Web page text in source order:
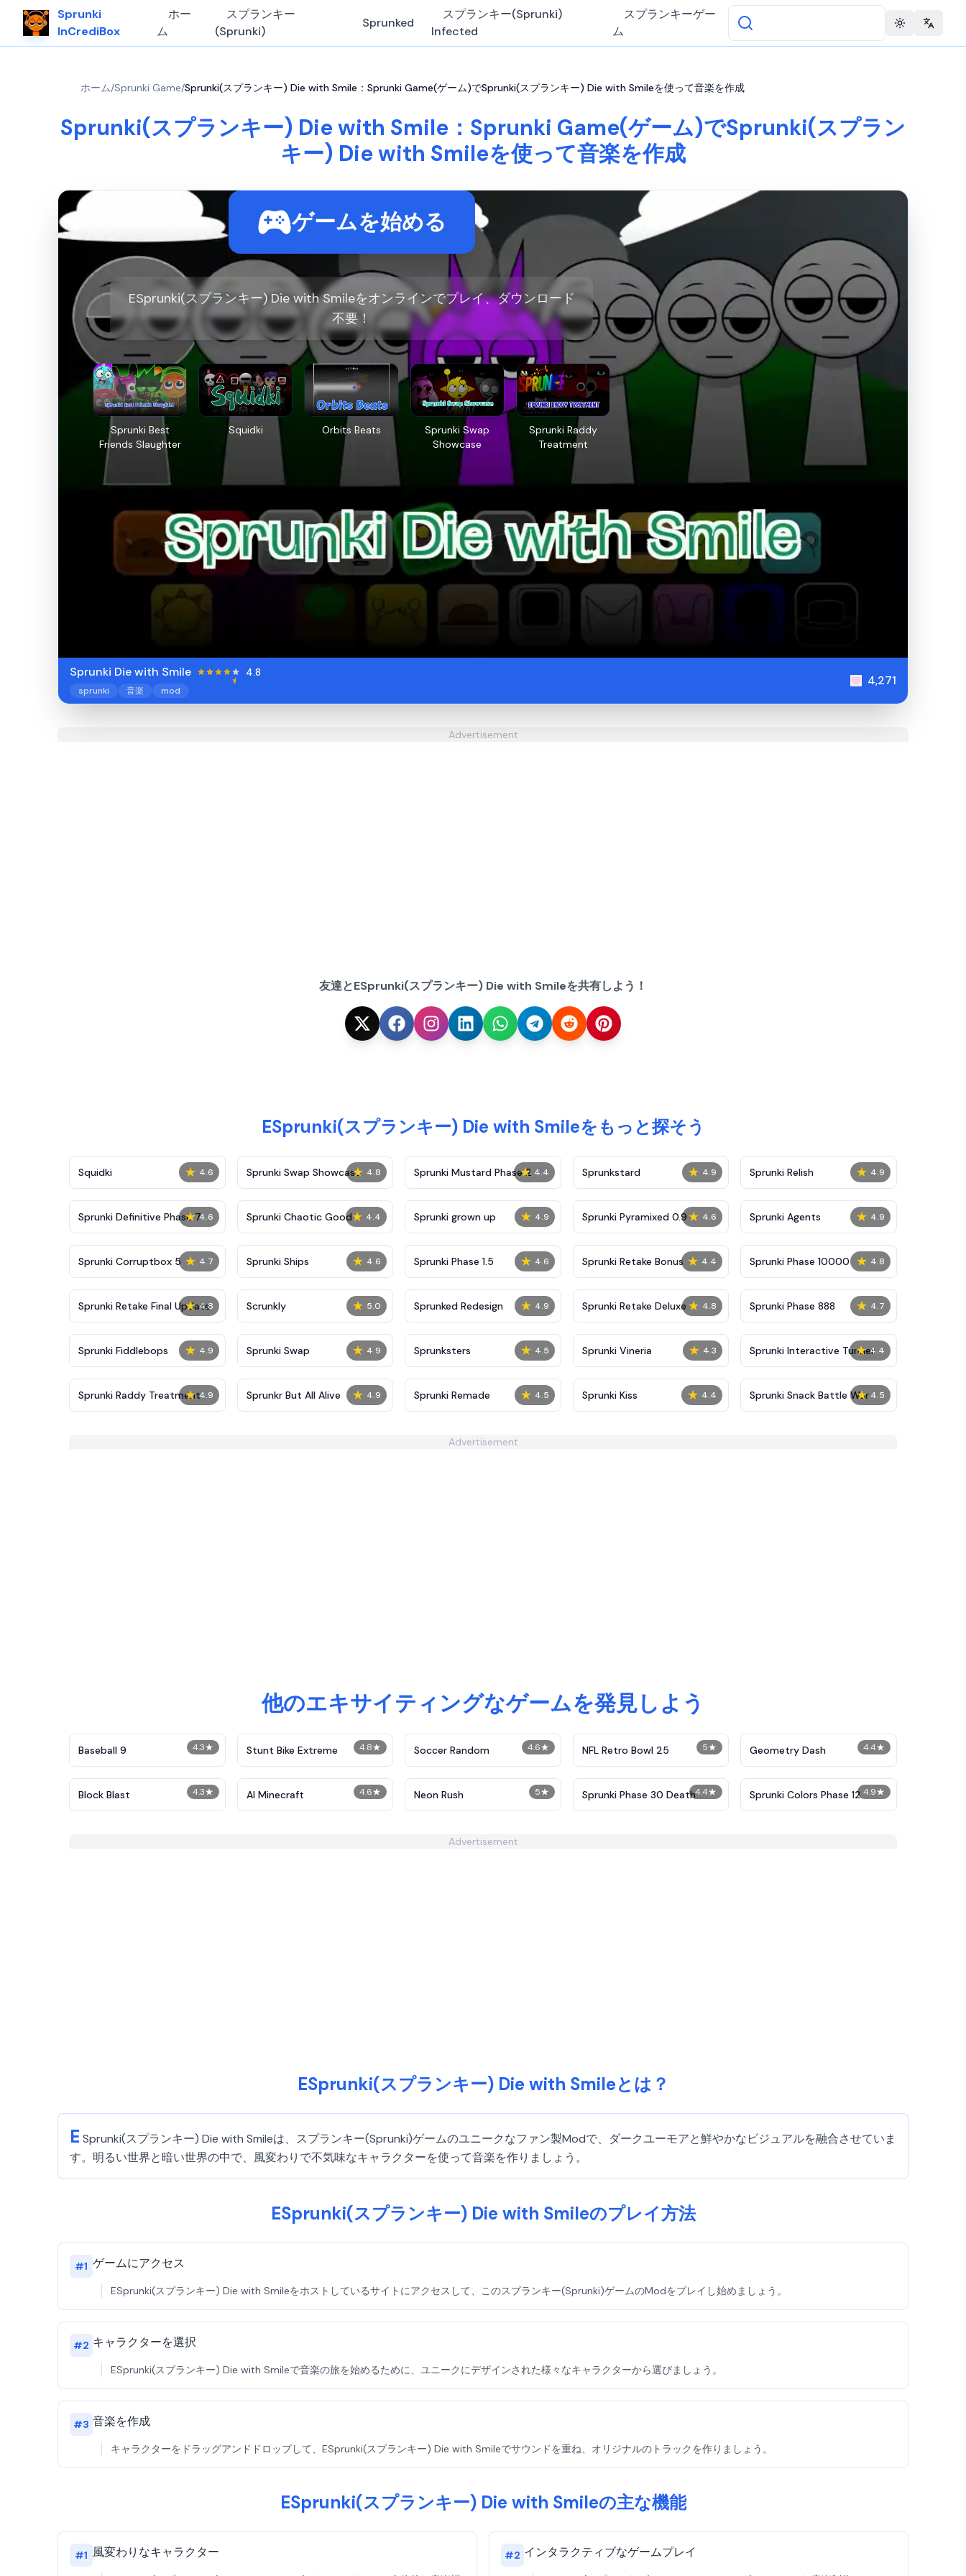
Sprunki
InCrediBox
ホー
ム
スプランキー
(Sprunki)
Sprunked
スプランキー(Sprunki)
Infected
スプランキーゲー
ム
Toggle theme
ホーム/Sprunki Game/Sprunki(スプランキー) Die with Smile：Sprunki Game(ゲーム)でSprunki(スプランキー) Die with Smileを使って音楽を作成
Sprunki(スプランキー) Die with Smile：Sprunki Game(ゲーム)でSprunki(スプラン
キー) Die with Smileを使って音楽を作成
ゲームを始める
ESprunki(スプランキー) Die with Smileをオンラインでプレイ、ダウンロード
不要！
Sprunki Best
Friends Slaughter
Squidki Orbits Beats
Sprunki Swap
Showcase
Sprunki Raddy
Treatment
Sprunki Die with Smile 4.8
sprunki 音楽 mod
4,271
Advertisement
友達とESprunki(スプランキー) Die with Smileを共有しよう！
ESprunki(スプランキー) Die with Smileをもっと探そう
★ 4.6
Squidki ★ 4.8
Sprunki Swap Showcase ★ 4.4
Sprunki Mustard Phase 2 ★ 4.9
Sprunkstard ★ 4.9
Sprunki Relish
★ 4.6
Sprunki Definitive Phase 7 ★ 4.4
Sprunki Chaotic Good ★ 4.9
Sprunki grown up ★ 4.6
Sprunki Pyramixed 0.9 ★ 4.9
Sprunki Agents
★ 4.7
Sprunki Corruptbox 5 ★ 4.6
Sprunki Ships ★ 4.6
Sprunki Phase 1.5 ★ 4.4
Sprunki Retake Bonus ★ 4.8
Sprunki Phase 10000
★ 4.8
Sprunki Retake Final Update ★ 5.0
Scrunkly ★ 4.9
Sprunked Redesign ★ 4.8
Sprunki Retake Deluxe ★ 4.7
Sprunki Phase 888
★ 4.9
Sprunki Fiddlebops ★ 4.9
Sprunki Swap ★ 4.5
Sprunksters ★ 4.3
Sprunki Vineria ★ 4.4
Sprunki Interactive Tunner
★ 4.9
Sprunki Raddy Treatment ★ 4.9
Sprunkr But All Alive ★ 4.5
Sprunki Remade ★ 4.4
Sprunki Kiss ★ 4.5
Sprunki Snack Battle War
Advertisement
他のエキサイティングなゲームを発見しよう
4.3★
Baseball 9 4.8★
Stunt Bike Extreme 4.6★
Soccer Random 5★
NFL Retro Bowl 25 4.4★
Geometry Dash
4.3★
Block Blast 4.6★
AI Minecraft 5★
Neon Rush 4.4★
Sprunki Phase 30 Death 4.9★
Sprunki Colors Phase 12
Advertisement
ESprunki(スプランキー) Die with Smileとは？
E Sprunki(スプランキー) Die with Smileは、スプランキー(Sprunki)ゲームのユニークなファン製Modで、ダークユーモアと鮮やかなビジュアルを融合させていま
す。明るい世界と暗い世界の中で、風変わりで不気味なキャラクターを使って音楽を作りましょう。
ESprunki(スプランキー) Die with Smileのプレイ方法
#1 ゲームにアクセス
ESprunki(スプランキー) Die with Smileをホストしているサイトにアクセスして、このスプランキー(Sprunki)ゲームのModをプレイし始めましょう。
#2 キャラクターを選択
ESprunki(スプランキー) Die with Smileで音楽の旅を始めるために、ユニークにデザインされた様々なキャラクターから選びましょう。
#3 音楽を作成
キャラクターをドラッグアンドドロップして、ESprunki(スプランキー) Die with Smileでサウンドを重ね、オリジナルのトラックを作りましょう。
ESprunki(スプランキー) Die with Smileの主な機能
#1 風変わりなキャラクター #2 インタラクティブなゲームプレイ